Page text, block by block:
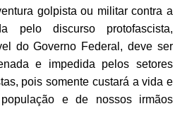
golpista ou militar contra a
pelo discurso protofascista,
do Governo Federal,deve ser
e impedida pelos setores
, pois somente custará a vida e
e de nossos irmãos